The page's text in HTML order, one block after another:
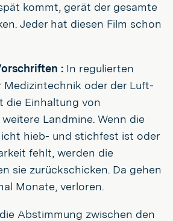
kommt, gerät der gesamte
Jeder hat diesen Film schon
: In regulierten
Medizintechnik oder der Luft-
die Einhaltung von
Landmine. Wenn die
hieb- und stichfest ist oder
fehlt, werden die
sie zurückschicken. Da gehen
Monate, verloren.
Abstimmung zwischen den